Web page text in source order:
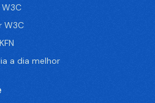
W3C
a dia melhor